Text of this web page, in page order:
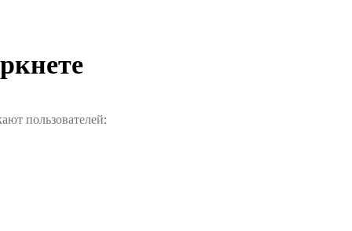
пользователей: